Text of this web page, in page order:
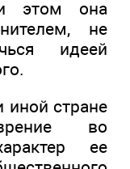
этом она
не
идеей
иной стране
во
ее